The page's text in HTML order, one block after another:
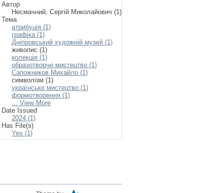
Автор
Несмачний, Сергій Миколайович (1)
Тема
атрибуція (1)
графіка (1)
Дніпровський художній музей (1)
живопис (1)
колекція (1)
образотворче мистецтво (1)
Сапожников Михайло (1)
символізм (1)
українське мистецтво (1)
формотворення (1)
... View More
Date Issued
2024 (1)
Has File(s)
Yes (1)